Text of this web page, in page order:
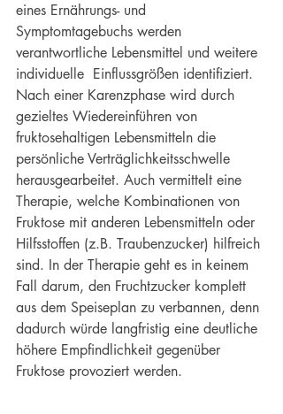
eines Ernährungs- und
Symptomtagebuchs werden
verantwortliche Lebensmittel und weitere
individuelle  Einflussgrößen identifiziert.
Nach einer Karenzphase wird durch
gezieltes Wiedereinführen von
fruktosehaltigen Lebensmitteln die
persönliche Verträglichkeitsschwelle
herausgearbeitet. Auch vermittelt eine
Therapie, welche Kombinationen von
Fruktose mit anderen Lebensmitteln oder
Hilfsstoffen (z.B. Traubenzucker) hilfreich
sind. In der Therapie geht es in keinem
Fall darum, den Fruchtzucker komplett
aus dem Speiseplan zu verbannen, denn
dadurch würde langfristig eine deutliche
höhere Empfindlichkeit gegenüber
Fruktose provoziert werden.